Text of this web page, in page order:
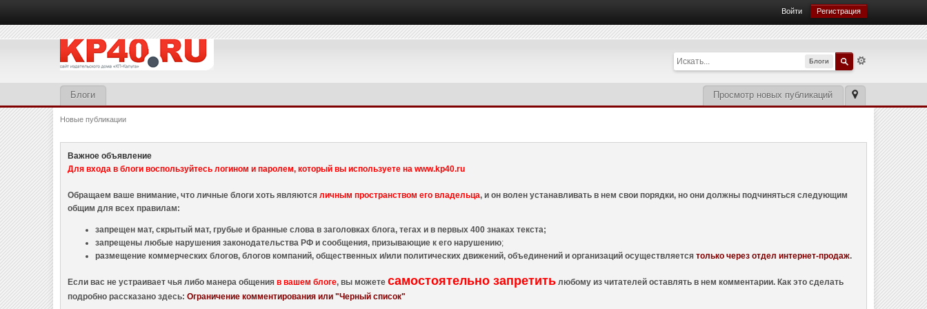
Войти Регистрация
Блоги
Просмотр новых публикаций
Блоги
Новые публикации
Важное объявление
Для входа в блоги воспользуйтесь логином и паролем, который вы используете на www.kp40.ru
Обращаем ваше внимание, что личные блоги хоть являютсяличным пространством его владельца, и он волен устанавливать в нем свои порядки, но они должны подчиняться следующим
общим для всех правилам:
запрещен мат, скрытый мат, грубые и бранные слова в заголовках блога, тегах и в первых 400 знаках текста;
запрещены любые нарушения законодательства РФ и сообщения, призывающие к его нарушению;
размещение коммерческих блогов, блогов компаний, общественных и/или политических движений, объединений и организаций осуществляетсятолько через отдел интернет-продаж.
Если вас не устраивает чья либо манера общенияв вашем блоге, вы можетесамостоятельно запретить любому из читателей оставлять в нем комментарии. Как это сделать
подробно рассказано здесь:Ограничение комментирования или "Черный список"